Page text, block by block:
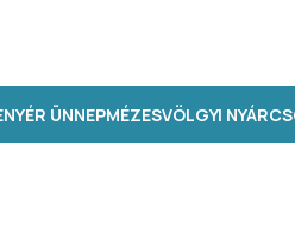
ÜNNEPMÉZESVÖLGYI NYÁR